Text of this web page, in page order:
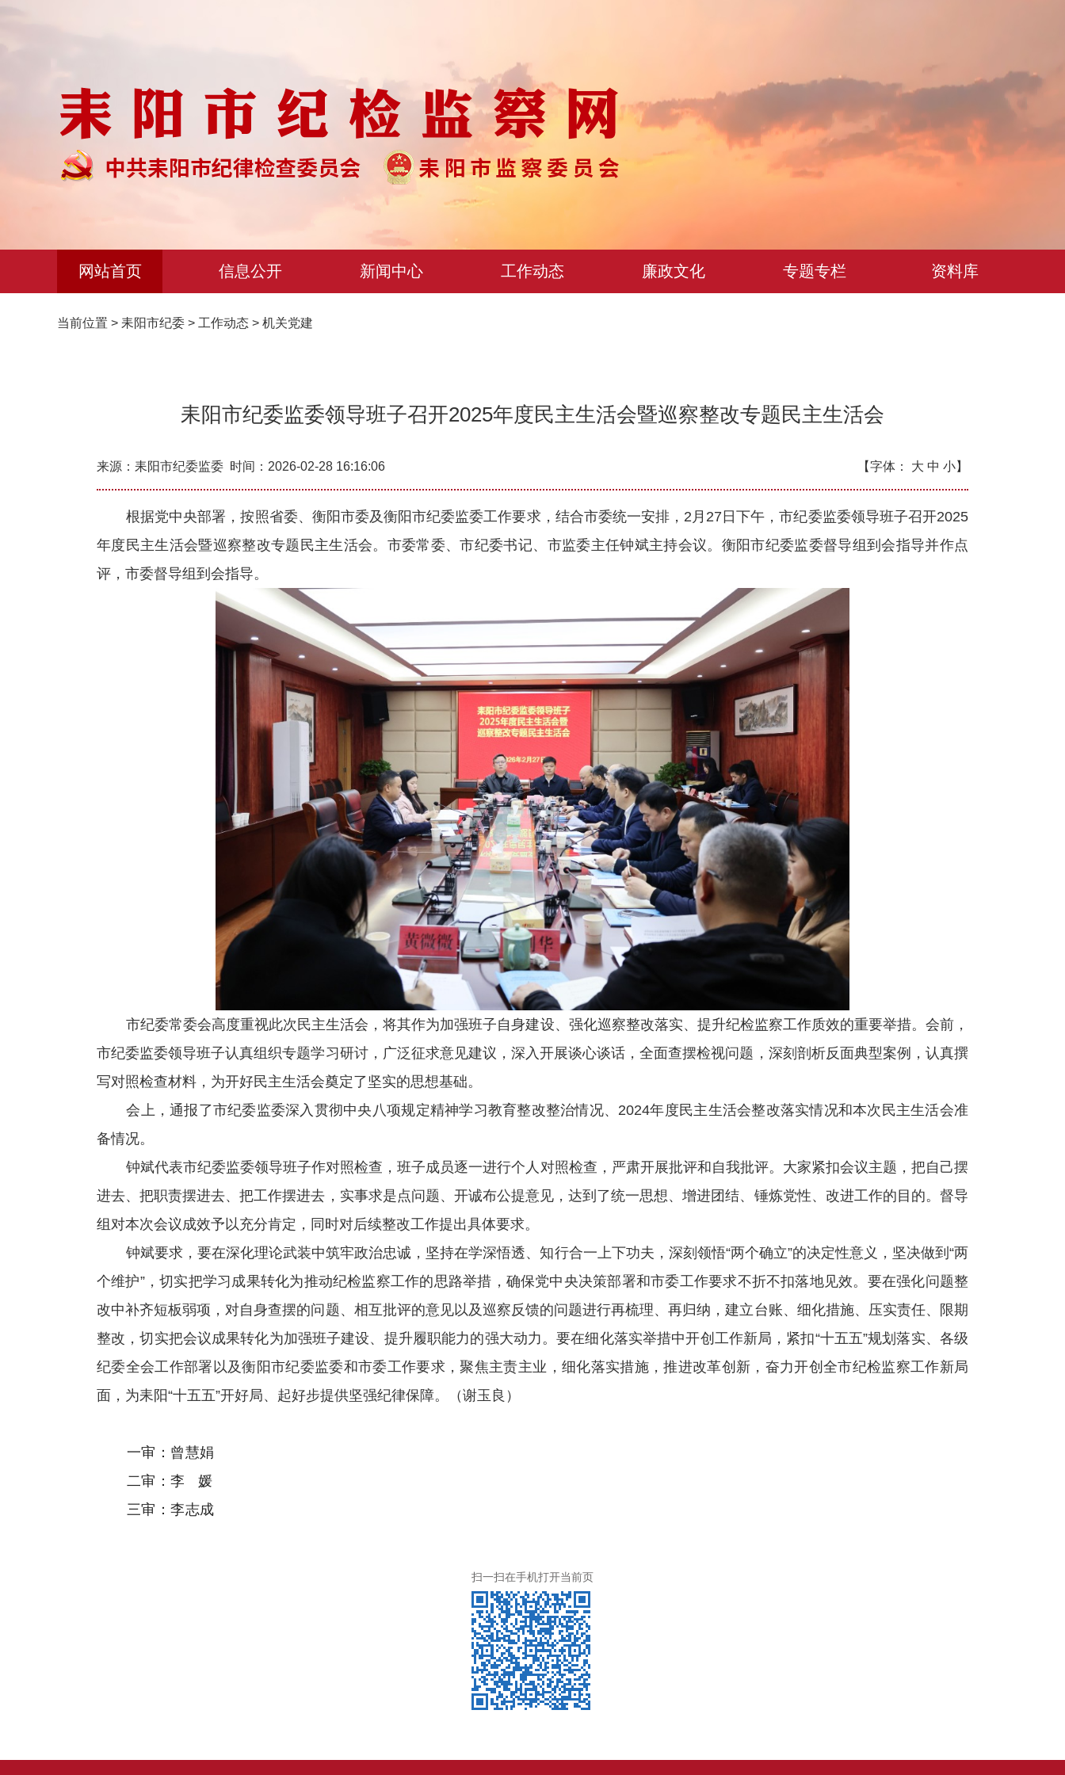
网站首页 信息公开 新闻中心 工作动态 廉政文化 专题专栏 资料库
当前位置 > 耒阳市纪委 > 工作动态 > 机关党建
耒阳市纪委监委领导班子召开2025年度民主生活会暨巡察整改专题民主生活会
来源： 耒阳市纪委监委 时间：2026-02-28 16:16:06 【字体： 大 中 小】
根据党中央部署，按照省委、衡阳市委及衡阳市纪委监委工作要求，结合市委统一安排，2月27日下午，市纪委监委领导班子召开2025
年度民主生活会暨巡察整改专题民主生活会。市委常委、市纪委书记、市监委主任钟斌主持会议。衡阳市纪委监委督导组到会指导并作点
评，市委督导组到会指导。
市纪委常委会高度重视此次民主生活会，将其作为加强班子自身建设、强化巡察整改落实、提升纪检监察工作质效的重要举措。会前，
市纪委监委领导班子认真组织专题学习研讨，广泛征求意见建议，深入开展谈心谈话，全面查摆检视问题，深刻剖析反面典型案例，认真撰
写对照检查材料，为开好民主生活会奠定了坚实的思想基础。
会上，通报了市纪委监委深入贯彻中央八项规定精神学习教育整改整治情况、2024年度民主生活会整改落实情况和本次民主生活会准
备情况。
钟斌代表市纪委监委领导班子作对照检查，班子成员逐一进行个人对照检查，严肃开展批评和自我批评。大家紧扣会议主题，把自己摆
进去、把职责摆进去、把工作摆进去，实事求是点问题、开诚布公提意见，达到了统一思想、增进团结、锤炼党性、改进工作的目的。督导
组对本次会议成效予以充分肯定，同时对后续整改工作提出具体要求。
钟斌要求，要在深化理论武装中筑牢政治忠诚，坚持在学深悟透、知行合一上下功夫，深刻领悟“两个确立”的决定性意义，坚决做到“两
个维护”，切实把学习成果转化为推动纪检监察工作的思路举措，确保党中央决策部署和市委工作要求不折不扣落地见效。要在强化问题整
改中补齐短板弱项，对自身查摆的问题、相互批评的意见以及巡察反馈的问题进行再梳理、再归纳，建立台账、细化措施、压实责任、限期
整改，切实把会议成果转化为加强班子建设、提升履职能力的强大动力。要在细化落实举措中开创工作新局，紧扣“十五五”规划落实、各级
纪委全会工作部署以及衡阳市纪委监委和市委工作要求，聚焦主责主业，细化落实措施，推进改革创新，奋力开创全市纪检监察工作新局
面，为耒阳“十五五”开好局、起好步提供坚强纪律保障。（谢玉良）
一审：曾慧娟
二审：李 媛
三审：李志成
扫一扫在手机打开当前页